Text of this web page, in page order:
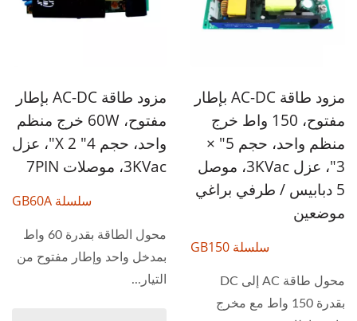
مزود طاقة AC-DC بإطار
مفتوح، 150 واط خرج
منظم واحد، حجم 5" ×
3"، عزل 3KVac، موصل
5 دبابيس / طرفي براغي
موضعين
سلسلة GB150
محول طاقة AC إلى DC
بقدرة 150 واط مع مخرج
مزود طاقة AC-DC بإطار
مفتوح، 60W خرج منظم
واحد، حجم 4" X 2"، عزل
3KVac، موصلات 7PIN
سلسلة GB60A
محول الطاقة بقدرة 60 واط
بمدخل واحد وإطار مفتوح من
التيار...